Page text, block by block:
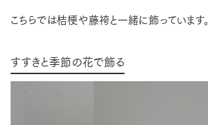
こちらでは桔梗や藤袴と一緒に飾っています。
すすきと季節の花で飾る